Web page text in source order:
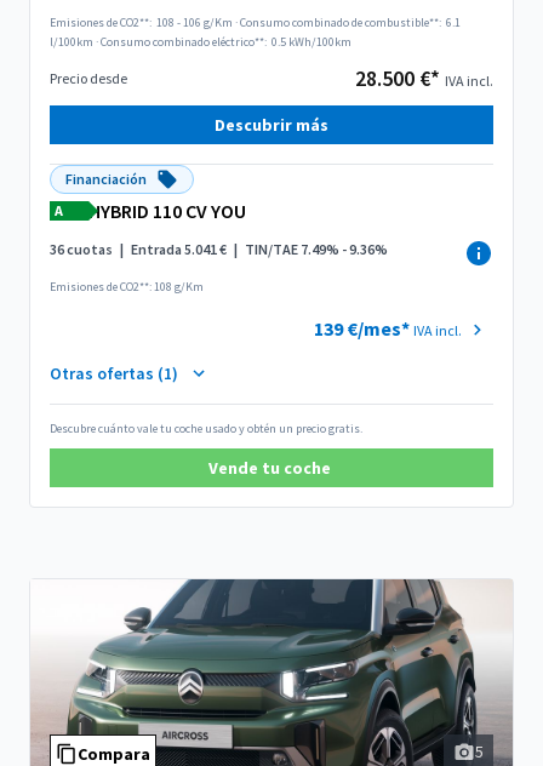
Emisiones de CO2**: 108 - 106 g/Km ·Consumo combinado de combustible**: 6.1
l/100km ·Consumo combinado eléctrico**: 0.5 kWh/100km
Precio desde 28.500 €* IVA incl.
Descubrir más
Financiación
A
HYBRID 110 CV YOU
36 cuotas | Entrada 5.041 € | TIN/TAE 7.49% - 9.36%
Emisiones de CO2**: 108 g/Km
139 €/mes* IVA incl.
Otras ofertas (1)
Descubre cuánto vale tu coche usado y obtén un precio gratis.
Vende tu coche
Compara 5